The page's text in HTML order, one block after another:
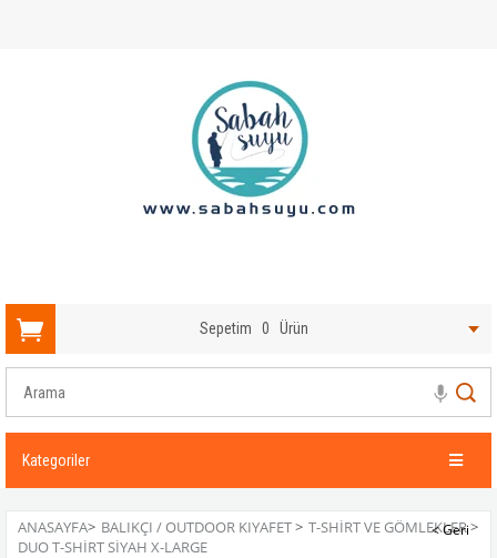
Sepetim 0 Ürün
Kategoriler
ANASAYFA> BALIKÇI / OUTDOOR KIYAFET> T-SHIRT VE GÖMLEKLER>
DUO T-SHIRT SIYAH X-LARGE